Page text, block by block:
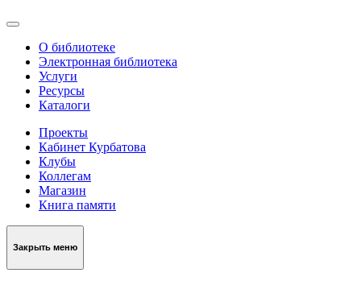
О библиотеке
Электронная библиотека
Услуги
Ресурсы
Каталоги
Проекты
Кабинет Курбатова
Клубы
Коллегам
Магазин
Книга памяти
Закрыть меню